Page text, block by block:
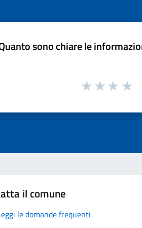
sono chiare le
il comune
le domande frequenti